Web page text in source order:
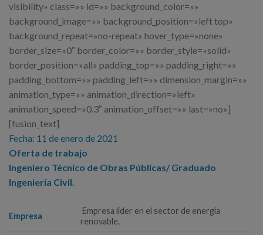
visibility» class=»» id=»» background_color=»»
background_image=»» background_position=»left top»
background_repeat=»no-repeat» hover_type=»none»
border_size=»0″ border_color=»» border_style=»solid»
border_position=»all» padding_top=»» padding_right=»»
padding_bottom=»» padding_left=»» dimension_margin=»»
animation_type=»» animation_direction=»left»
animation_speed=»0.3″ animation_offset=»» last=»no»]
[fusion_text]
Fecha: 11 de enero de 2021
Oferta de trabajo
Ingeniero Técnico de Obras Públicas/ Graduado
Ingeniería Civil.
Empresa
Empresa líder en el sector de energía
renovable.